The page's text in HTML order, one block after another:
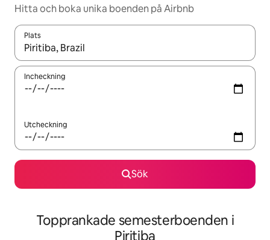
Hitta och boka unika boenden på Airbnb
Plats
När resultaten är tillgängliga kan du navigera med upp- och
Incheckning
Utcheckning
Sök
Topprankade semesterboenden i
Piritiba